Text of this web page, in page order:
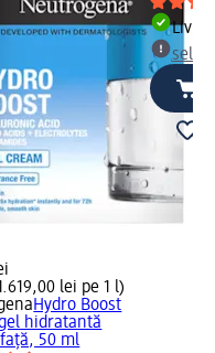
lei pe 1 l)
Hydro Boost
hidratantă
50 ml